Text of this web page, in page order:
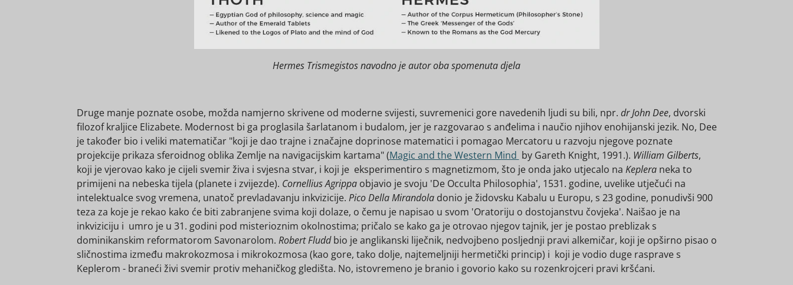
Hermes Trismegistos navodno je autor oba spomenuta djela
Druge manje poznate osobe, možda namjerno skrivene od moderne svijesti, suvremenici gore navedenih ljudi su bili, npr. dr John Dee, dvorski
filozof kraljice Elizabete. Modernost bi ga proglasila šarlatanom i budalom, jer je razgovarao s anđelima i naučio njihov enohijanski jezik. No, Dee
je također bio i veliki matematičar "koji je dao trajne i značajne doprinose matematici i pomagao Mercatoru u razvoju njegove poznate
projekcije prikaza sferoidnog oblika Zemlje na navigacijskim kartama" (Magic and the Western Mind by Gareth Knight, 1991.). William Gilberts,
koji je vjerovao kako je cijeli svemir živa i svjesna stvar, i koji je eksperimentiro s magnetizmom, što je onda jako utjecalo na Kepleraneka to
primijeni na nebeska tijela (planete i zvijezde). Cornellius Agrippaobjavio je svoju 'De Occulta Philosophia', 1531. godine, uvelike utječući na
intelektualce svog vremena, unatoč prevladavanju inkvizicije. Pico Della Mirandoladonio je židovsku Kabalu u Europu, s 23 godine, ponudivši 900
teza za koje je rekao kako će biti zabranjene svima koji dolaze, o čemu je napisao u svom 'Oratoriju o dostojanstvu čovjeka'. Naišao je na
inkviziciju i umro je u 31. godini pod misterioznim okolnostima; pričalo se kako ga je otrovao njegov tajnik, jer je postao preblizak s
dominikanskim reformatorom Savonarolom. Robert Fluddbio je anglikanski liječnik, nedvojbeno posljednji pravi alkemičar, koji je opširno pisao o
sličnostima između makrokozmosa i mikrokozmosa (kao gore, tako dolje, najtemeljniji hermetički princip) i koji je vodio duge rasprave s
Keplerom - braneći živi svemir protiv mehaničkog gledišta. No, istovremeno je branio i govorio kako su rozenkrojceri pravi kršćani.